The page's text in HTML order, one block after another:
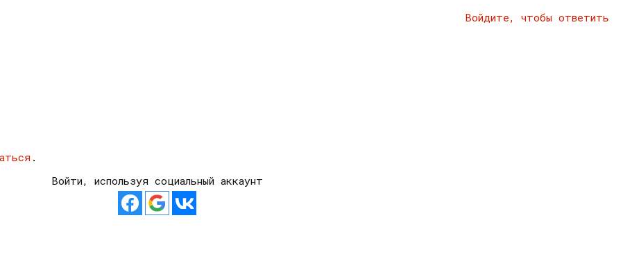
Войдите, чтобы ответить
.
Войти, используя социальный аккаунт